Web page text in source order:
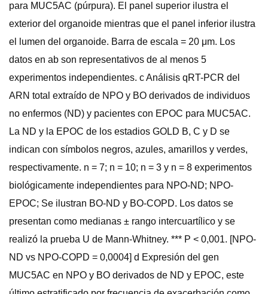
para MUC5AC (púrpura). El panel superior ilustra el
exterior del organoide mientras que el panel inferior ilustra
el lumen del organoide. Barra de escala = 20 μm. Los
datos en ab son representativos de al menos 5
experimentos independientes. c Análisis qRT-PCR del
ARN total extraído de NPO y BO derivados de individuos
no enfermos (ND) y pacientes con EPOC para MUC5AC.
La ND y la EPOC de los estadios GOLD B, C y D se
indican con símbolos negros, azules, amarillos y verdes,
respectivamente. n = 7; n = 10; n = 3 y n = 8 experimentos
biológicamente independientes para NPO-ND; NPO-
EPOC; Se ilustran BO-ND y BO-COPD. Los datos se
presentan como medianas ± rango intercuartílico y se
realizó la prueba U de Mann-Whitney. *** P < 0,001. [NPO-
ND vs NPO-COPD = 0,0004] d Expresión del gen
MUC5AC en NPO y BO derivados de ND y EPOC, este